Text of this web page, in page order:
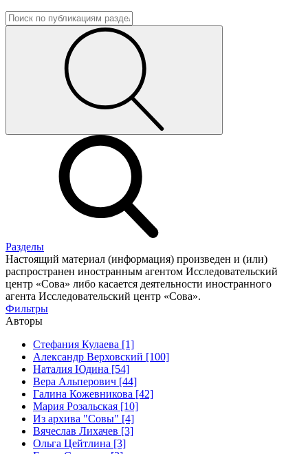
Разделы
Настоящий материал (информация) произведен и (или)
распространен иностранным агентом Исследовательский
центр «Сова» либо касается деятельности иностранного
агента Исследовательский центр «Сова».
Фильтры
Авторы
Стефания Кулаева [1]
Александр Верховский [100]
Наталия Юдина [54]
Вера Альперович [44]
Галина Кожевникова [42]
Мария Розальская [10]
Из архива "Совы" [4]
Вячеслав Лихачев [3]
Ольга Цейтлина [3]